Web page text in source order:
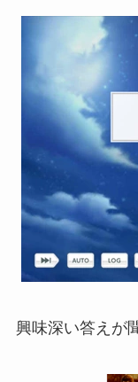
興味深い答えが